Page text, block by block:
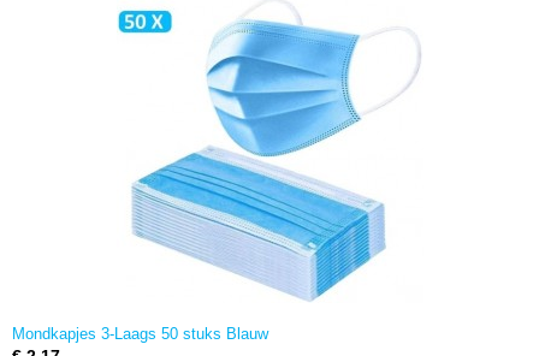
Mondkapjes 3-Laags 50 stuks Blauw